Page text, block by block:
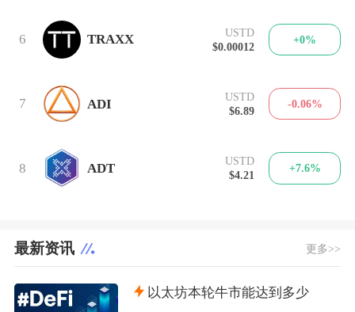
6 TRAXX
USTD
$0.00012
+0%
7 ADI
USTD
$6.89
-0.06%
8 ADT
USTD
$4.21
+7.6%
最新资讯 更多>>
以太坊本轮牛市能达到多少